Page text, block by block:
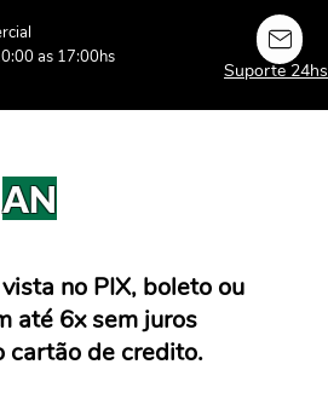
Suporte 24hs
as 17:00hs
AN
no PIX, boleto ou
até 6x sem juros
cartão de credito.